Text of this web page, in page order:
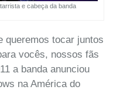
e cabeça da banda
queremos tocar juntos
vocês, nossos fãs
a banda anunciou
na América do